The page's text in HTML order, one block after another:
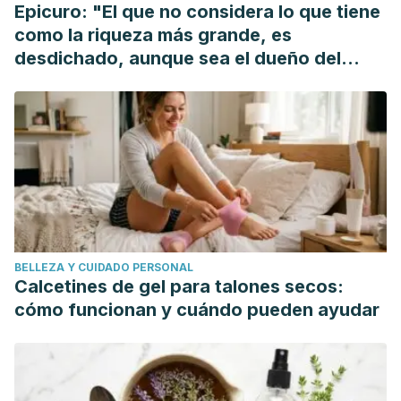
Epicuro: "El que no considera lo que tiene
como la riqueza más grande, es
desdichado, aunque sea el dueño del
BELLEZA Y CUIDADO PERSONAL
Calcetines de gel para talones secos:
cómo funcionan y cuándo pueden ayudar